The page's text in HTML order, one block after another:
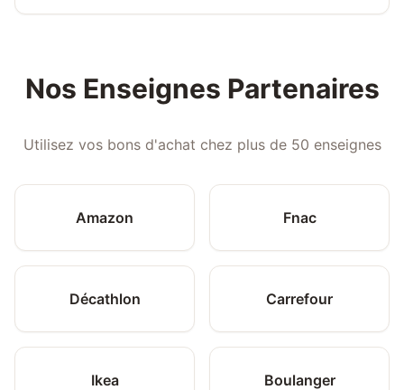
Nos Enseignes Partenaires
Utilisez vos bons d'achat chez plus de 50 enseignes
Amazon Fnac
Décathlon Carrefour
Ikea Boulanger